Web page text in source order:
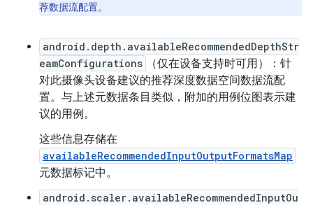
荐数据流配置。
android.depth.availableRecommendedDepthStr
eamConfigurations
（仅在设备支持时可用）：针
对此摄像头设备建议的推荐深度数据空间数据流配
置。与上述元数据条目类似，附加的用例位图表示建
议的用例。
这些信息存储在
availableRecommendedInputOutputFormatsMap
元数据标记中。
android.scaler.availableRecommendedInputOu